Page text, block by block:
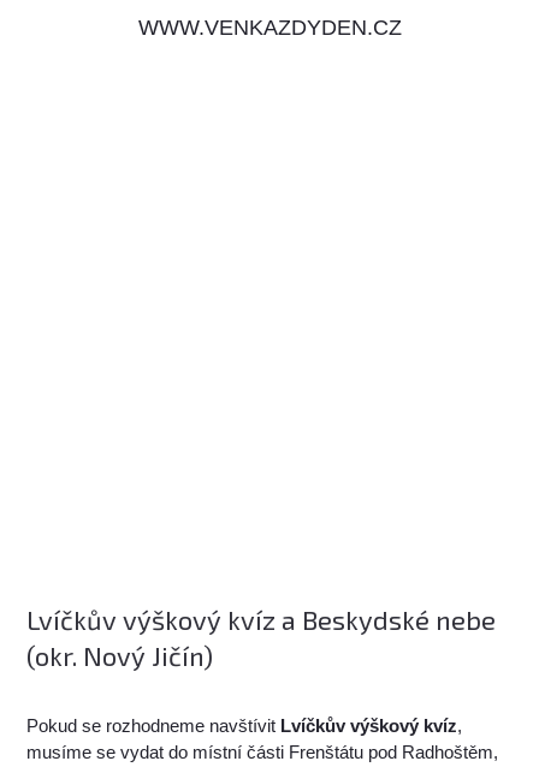
WWW.VENKAZDYDEN.CZ
Lvíčkův výškový kvíz a Beskydské nebe
(okr. Nový Jičín)
Pokud se rozhodneme navštívit Lvíčkův výškový kvíz,
musíme se vydat do místní části Frenštátu pod Radhoštěm,